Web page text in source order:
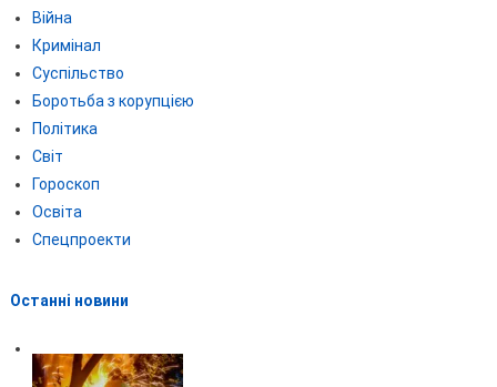
Війна
Кримінал
Суспільство
Боротьба з корупцією
Політика
Світ
Гороскоп
Освіта
Спецпроекти
Останні новини